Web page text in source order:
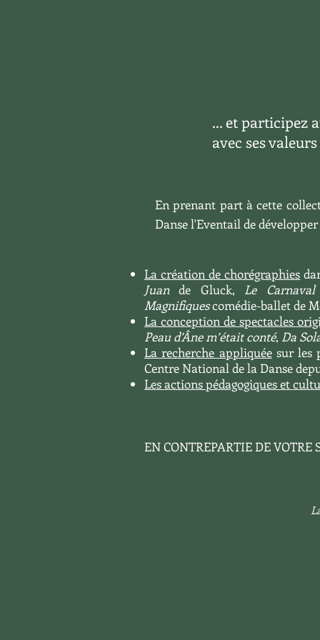
... et participez
avec ses
En prenant part à cette
Danse l'Eventail de
La création de chorégraphies
Juande Gluck, Le
Magnifiquescomédie-ballet de
La conception de spectacles
Peau d’Âne m’était conté, Da
La recherche appliquéesur les
Centre National de la Danse
Les actions pédagogiques et
EN CONTREPARTIE DE VOTRE